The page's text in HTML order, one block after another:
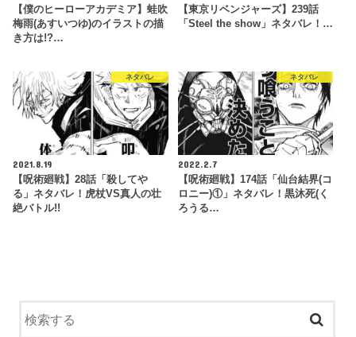
【僕のヒーローアカデミア】蛙吹
梅雨(あすいつゆ)のイラストの描
き方は!?…
【東京リベンジャーズ】239話
「Steel the show」ネタバレ！…
ネタバレ
2021.8.19
【呪術廻戦】28話「殺してや
る」ネタバレ！虎杖VS真人の壮
絶バトル!!
ネタバレ
2022.2.7
【呪術廻戦】174話「仙台結界(コ
ロニー)①」ネタバレ！黒沐死(く
ろうる…